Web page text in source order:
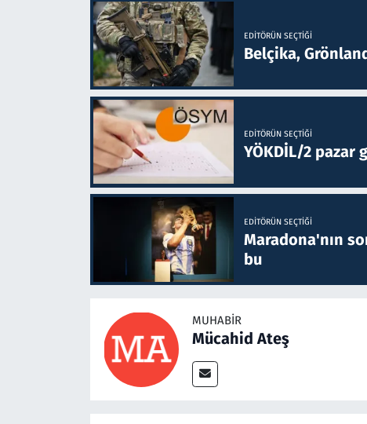
EDITÖRÜN SEÇTIĞI
Belçika,
EDITÖRÜN SEÇTIĞI
YÖKDİL/2 pazar
EDITÖRÜN SEÇTIĞI
Maradona'nın
bu
MUHABIR
Mücahid Ateş